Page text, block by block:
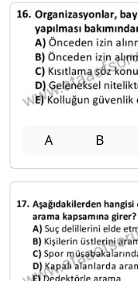
A B